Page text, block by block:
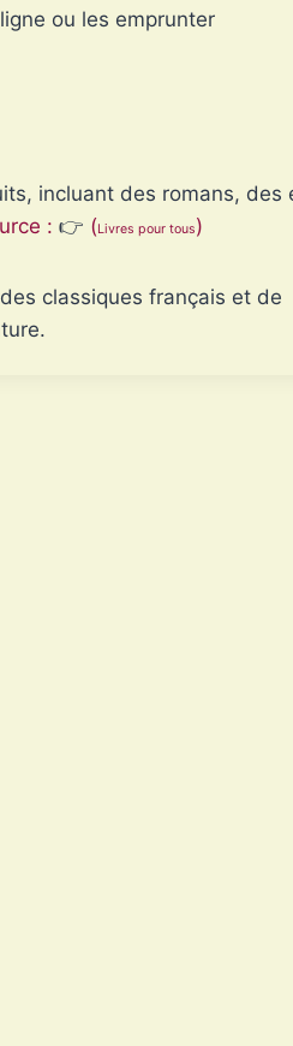
ou les emprunter
incluant des romans, des
: 👉 (Livres pour tous)
classiques français et de